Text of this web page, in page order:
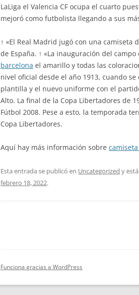
LaLiga el Valencia CF ocupa el cuarto
mejoró como futbolista llegando a sus
↑ «El Real Madrid jugó con una camiseta
de España. ↑ «La inauguración del
barcelona el amarillo y todas las
nivel oficial desde el año 1913, cuando
plantilla y el nuevo uniforme con el
Alto. La final de la Copa Libertadores de
Fútbol 2008. Pese a esto, la temporada
Copa Libertadores.
Aquí hay más información sobre
Esta entrada se publicó en Uncategorized y
febrero 18, 2022.
Funciona gracias a WordPress